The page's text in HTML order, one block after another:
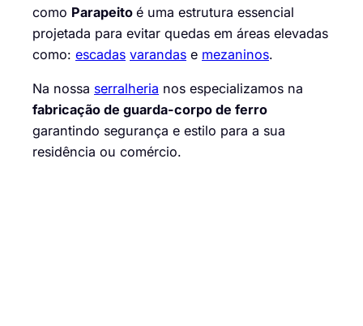
como Parapeito é uma estrutura essencial
projetada para evitar quedas em áreas elevadas
como: escadas varandas e mezaninos.
Na nossa serralheria nos especializamos na
fabricação de guarda-corpo de ferro
garantindo segurança e estilo para a sua
residência ou comércio.